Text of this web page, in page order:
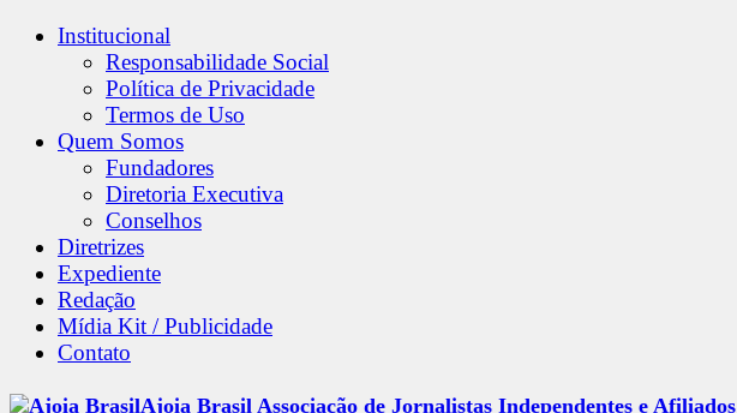
Institucional
Responsabilidade Social
Política de Privacidade
Termos de Uso
Quem Somos
Fundadores
Diretoria Executiva
Conselhos
Diretrizes
Expediente
Redação
Mídia Kit / Publicidade
Contato
Ajoia Brasil Associação de Jornalistas Independentes e Afiliados